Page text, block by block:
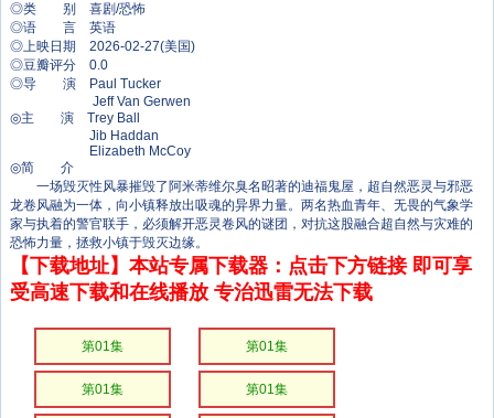
◎类 别 喜剧/恐怖
◎语 言 英语
◎上映日期 2026-02-27(美国)
◎豆瓣评分 0.0
◎导 演 Paul Tucker
Jeff Van Gerwen
◎主 演 Trey Ball
Jib Haddan
Elizabeth McCoy
◎简 介
一场毁灭性风暴摧毁了阿米蒂维尔臭名昭著的迪福鬼屋，超自然恶灵与邪恶
龙卷风融为一体，向小镇释放出吸魂的异界力量。两名热血青年、无畏的气象学
家与执着的警官联手，必须解开恶灵卷风的谜团，对抗这股融合超自然与灾难的
恐怖力量，拯救小镇于毁灭边缘。
【下载地址】本站专属下载器：点击下方链接 即可享
受高速下载和在线播放 专治迅雷无法下载
第01集 第01集
第01集 第01集